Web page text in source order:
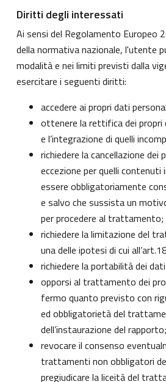
Diritti degli interessati
Ai sensi del Regolamento Europeo
della normativa nazionale, l'utente
modalità e nei limiti previsti dalla
esercitare i seguenti diritti:
accedere ai propri dati
ottenere la rettifica dei propri
e l’integrazione di quelli
richiedere la cancellazione
eccezione per quelli
essere obbligatoriamente
e salvo che sussista un
per procedere al trattamento;
richiedere la limitazione del
una delle ipotesi di cui
richiedere la portabilità dei
opporsi al trattamento dei
fermo quanto previsto con
ed obbligatorietà del
dell’instaurazione del rapporto;
revocare il consenso
trattamenti non obbligatori
pregiudicare la liceità del